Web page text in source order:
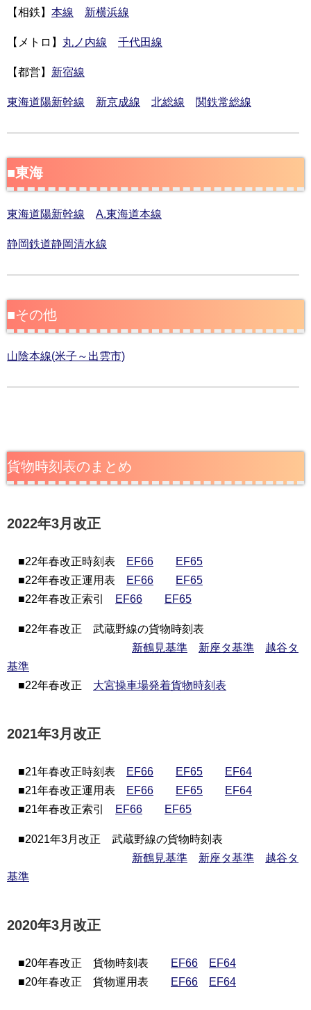
【相鉄】 本線 新横浜線
【メトロ】 丸ノ内線 千代田線
【都営】 新宿線
東海道陽新幹線 新京成線 北総線 関鉄常総線
■東海
東海道陽新幹線 A.東海道本線
静岡鉄道静岡清水線
■その他
山陰本線(米子～出雲市)
貨物時刻表のまとめ
2022年3月改正
■22年春改正時刻表 EF66
EF65
■22年春改正運用表
EF66
EF65
■22年春改正索引
EF66 EF65
■22年春改正 武蔵野線の貨物時刻表
新鶴見基準
新座タ基準
越谷タ
基準
■22年春改正 大宮操車場発着貨物時刻表
2021年3月改正
■21年春改正時刻表 EF66 EF65
EF64
■21年春改正運用表
EF66 EF65
EF64
■21年春改正索引
EF66 EF65
■2021年3月改正 武蔵野線の貨物時刻表
新鶴見基準
新座タ基準
越谷タ
基準
2020年3月改正
■20年春改正 貨物時刻表 EF66
EF64
■20年春改正 貨物運用表
EF66 EF64